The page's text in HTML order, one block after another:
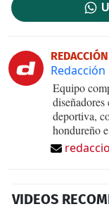
Redacción
Equipo
diseñadores
deportiva,
hondureño
VIDEOS